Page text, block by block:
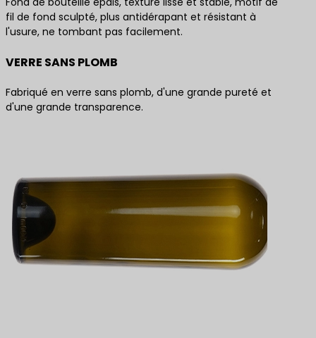
fil de fond sculpté, plus antidérapant et résistant à
l'usure, ne tombant pas facilement.
VERRE SANS PLOMB
Fabriqué en verre sans plomb, d'une grande pureté et
d'une grande transparence.